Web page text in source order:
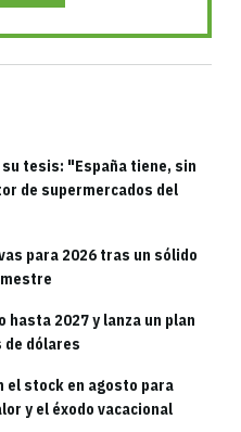
tesis: "España tiene, sin
de supermercados del
para 2026 tras un sólido
2027 y lanza un plan
de dólares
el stock en agosto para
y el éxodo vacacional